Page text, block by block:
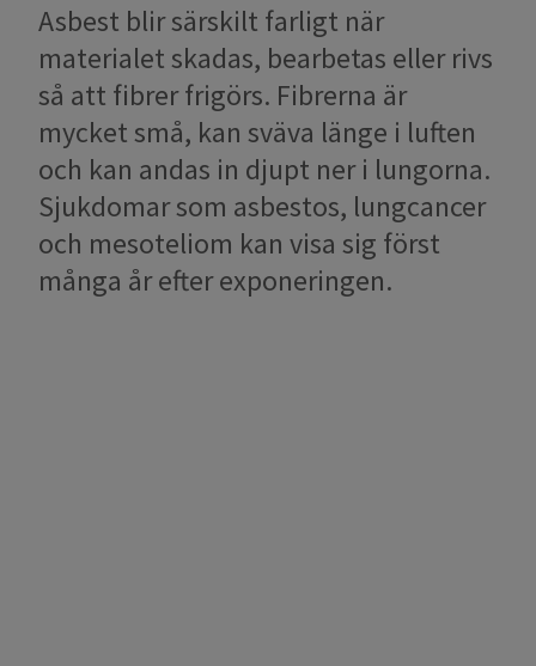
Asbest blir särskilt farligt när
materialet skadas, bearbetas eller rivs
så att fibrer frigörs. Fibrerna är
mycket små, kan sväva länge i luften
och kan andas in djupt ner i lungorna.
Sjukdomar som asbestos, lungcancer
och mesoteliom kan visa sig först
många år efter exponeringen.